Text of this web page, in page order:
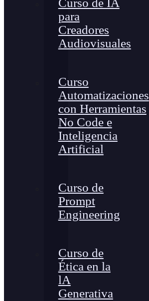
Curso de IA
para
Creadores
Audiovisuales
Curso
Automatizaciones
con Herramientas
No Code e
Inteligencia
Artificial
Curso de
Prompt
Engineering
Curso de
Ética en la
lA
Generativa